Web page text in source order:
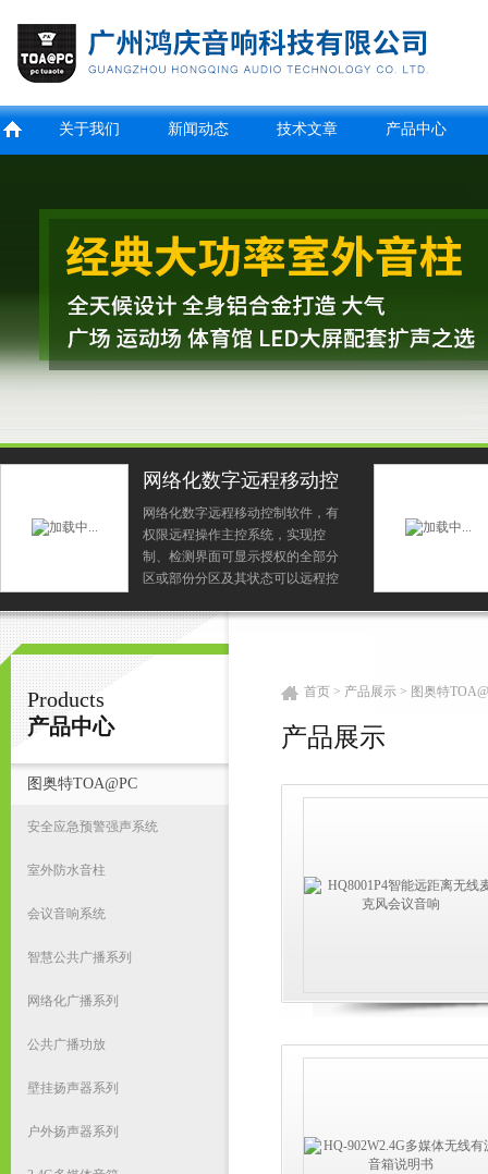
广州鸿庆音响科技有限公司
首
关于我们 新闻动态 技术文章 产品中心
网络化数字远程移动控
制软件
网络化数字远程移动控制软件，有
权限远程操作主控系统，实现控
制、检测界面可显示授权的全部分
区或部份分区及其状态可以远程控
目可以远程控制有操作权限的分区
语音寻呼
Products
产品中心
图奥特TOA@PC
安全应急预警强声系统
室外防水音柱
会议音响系统
智慧公共广播系列
网络化广播系列
公共广播功放
壁挂扬声器系列
户外扬声器系列
首页 > 产品展示 > 图奥特
产品展示